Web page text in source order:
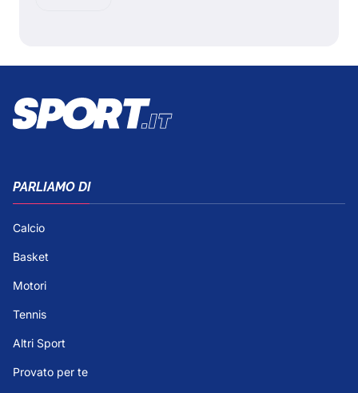
PARLIAMO DI
Calcio
Basket
Motori
Tennis
Altri Sport
Provato per te